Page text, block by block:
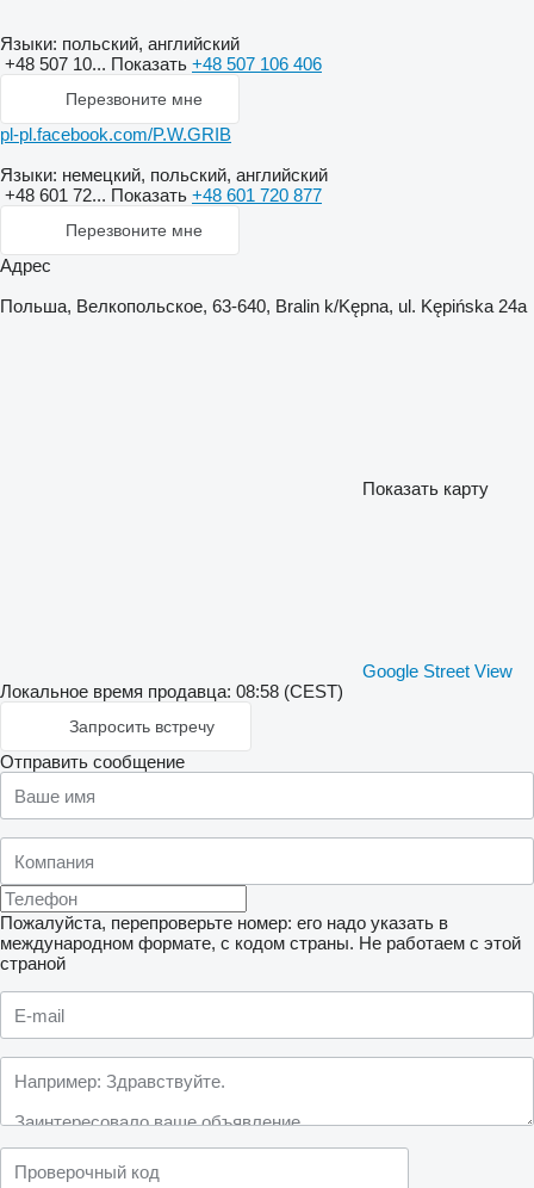
Языки: польский, английский
+48 507 10... Показать +48 507 106 406
Перезвоните мне
pl-pl.facebook.com/P.W.GRIB
Языки: немецкий, польский, английский
+48 601 72... Показать +48 601 720 877
Перезвоните мне
Адрес
Польша, Велкопольское, 63-640, Bralin k/Kępna, ul. Kępińska 24a
Показать карту
Google Street View
Локальное время продавца: 08:58 (CEST)
Запросить встречу
Отправить сообщение
Пожалуйста, перепроверьте номер: его надо указать в
международном формате, с кодом страны. Не работаем с этой
страной